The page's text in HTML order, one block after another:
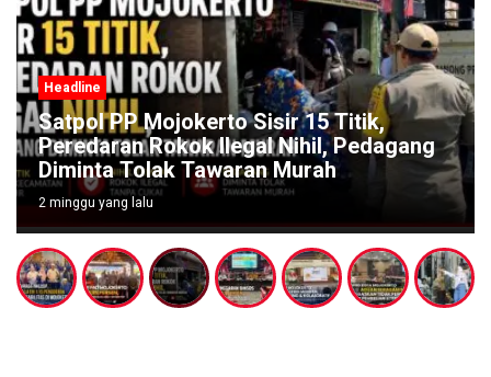
Headline
Satpol PP Mojokerto Sisir 15 Titik,
Peredaran Rokok Ilegal Nihil, Pedagang
Diminta Tolak Tawaran Murah
2 minggu yang lalu